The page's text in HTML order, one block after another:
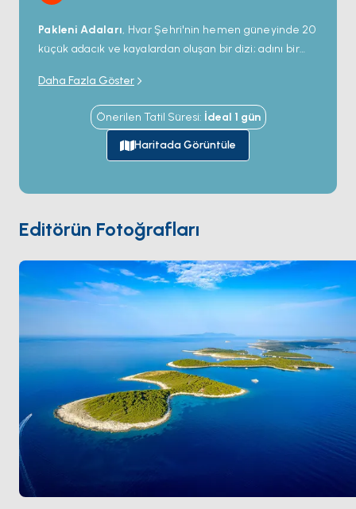
Pakleni Adaları, Hvar Şehri'nin hemen güneyinde 20
küçük adacık ve kayalardan oluşan bir dizi; adını bir
çam reçinesinden (paklina) alıyor. İki ana demirleme
noktası — Sveti Klement'tekiPalmižanave
Vlaka'daki kanal — yazları günde yüzlerce charter
yatını ağırlıyor. Marinkovac'takiCarpe Diem Beach
Adriyatik'in en tanınmış beach club'larından biri; Hvar
tabanlı yüzme noktaları daha sakin kalıyor. Pakleni
Hvar Şehri 'nden 15 dakikalık yelken mesafesinde.
SezonMayıs ile Ekimarası açık.
Daha Fazla Göster
Önerilen Tatil Süresi: İdeal 1 gün
Haritada Görüntüle
Editörün Fotoğrafları